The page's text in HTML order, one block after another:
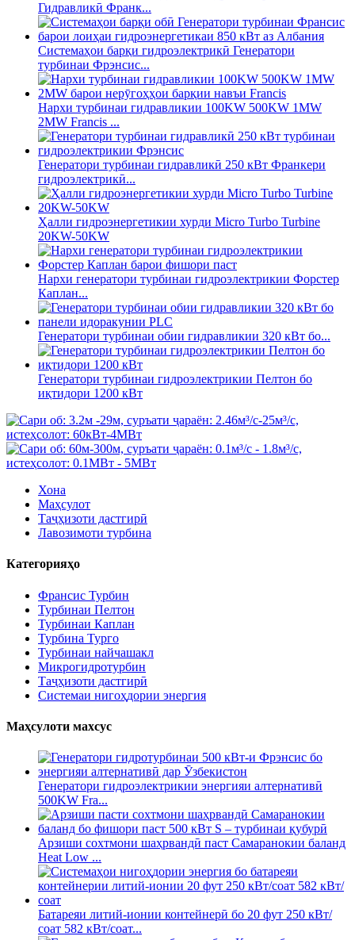
Гидравликӣ Франк...
Системаҳои барқи гидроэлектрикӣ Генератори
турбинаи Фрэнсис...
Нархи турбинаи гидравликии 100KW 500KW 1MW
2MW Francis ...
Генератори турбинаи гидравликӣ 250 кВт Франкери
гидроэлектрикӣ...
Ҳалли гидроэнергетикии хурди Micro Turbo Turbine
20KW-50KW
Нархи генератори турбинаи гидроэлектрикии Форстер
Каплан...
Генератори турбинаи обии гидравликии 320 кВт бо...
Генератори турбинаи гидроэлектрикии Пелтон бо
иқтидори 1200 кВт
Хона
Маҳсулот
Таҷҳизоти дастгирӣ
Лавозимоти турбина
Категорияҳо
Франсис Турбин
Турбинаи Пелтон
Турбинаи Каплан
Турбина Турго
Турбинаи найчашакл
Микрогидротурбин
Таҷҳизоти дастгирӣ
Системаи нигоҳдории энергия
Маҳсулоти махсус
Генератори гидроэлектрикии энергияи алтернативӣ
500KW Fra...
Арзиши сохтмони шаҳрвандӣ паст Самаранокии баланд
Heat Low ...
Батареяи литий-ионии контейнерӣ бо 20 фут 250 кВт/
соат 582 кВт/соат...